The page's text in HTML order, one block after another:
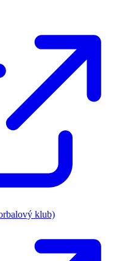
klub)